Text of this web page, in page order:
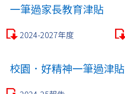
一筆過家長教育津貼
2024-2027年度
校園．好精神一筆過津貼